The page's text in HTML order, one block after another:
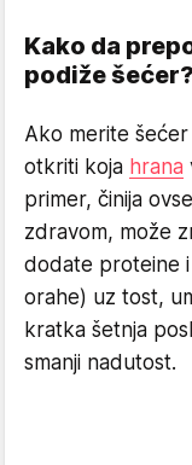
Kako da
podiže šećer?
Ako merite
otkriti koja hrana
primer, činija
zdravom, može
dodate proteine
orahe) uz tost,
kratka šetnja
smanji nadutost.